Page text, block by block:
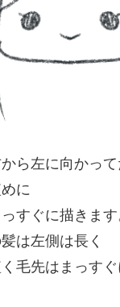
ら左に向かっ
に
すぐに描きます
は左側は長く
毛先はまっすぐ